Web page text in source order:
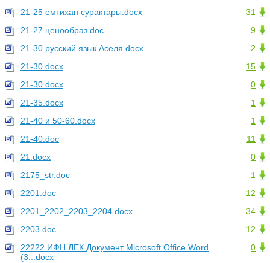
31
21-25 емтихан сурактары.docx
9
21-27 ценообраз.doc
2
21-30 русский язык Аселя.docx
15
21-30.docx
0
21-30.docx
1
21-35.docx
1
21-40 и 50-60.docx
11
21-40.doc
0
21.docx
1
2175_str.doc
12
2201.doc
34
2201_2202_2203_2204.docx
12
2203.doc
0
22222 ИФН ЛЕК Документ Microsoft Office Word
(3...docx